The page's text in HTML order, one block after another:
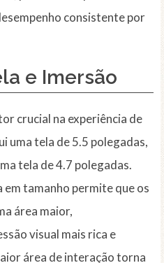
consistente por
e Imersão
crucial na experiência de
uma tela de 5.5 polegadas,
tela de 4.7 polegadas.
tamanho permite que os
área maior,
visual mais rica e
área de interação torna